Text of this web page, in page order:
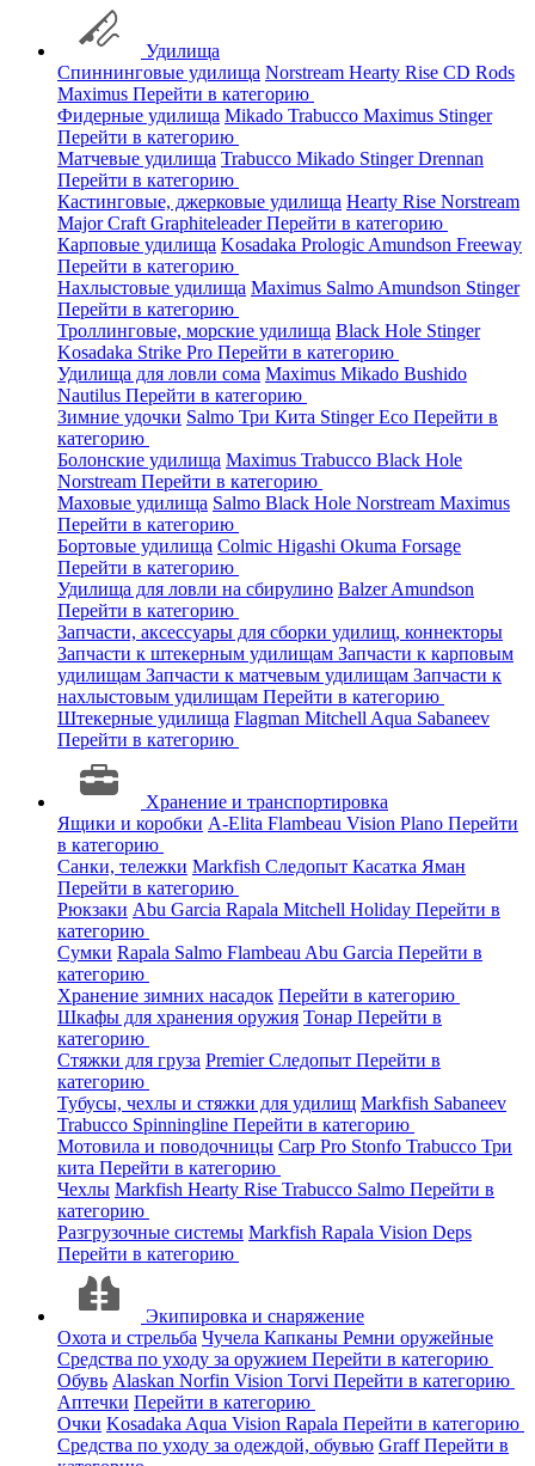
Удилища
Спиннинговые удилища Norstream Hearty Rise CD Rods
Maximus Перейти в категорию
Фидерные удилища Mikado Trabucco Maximus Stinger
Перейти в категорию
Матчевые удилища Trabucco Mikado StingerDrennan
Перейти в категорию
Кастинговые, джерковые удилища Hearty Rise Norstream
Major Craft GraphiteleaderПерейти в категорию
Карповые удилища Kosadaka Prologic Amundson Freeway
Перейти в категорию
Нахлыстовые удилища Maximus Salmo Amundson Stinger
Перейти в категорию
Троллинговые, морские удилища Black Hole Stinger
Kosadaka Strike Pro Перейти в категорию
Удилища для ловли сома Maximus Mikado Bushido
Nautilus Перейти в категорию
Зимние удочки Salmo Три Кита StingerEco Перейти в
категорию
Болонские удилища Maximus Trabucco Black Hole
Norstream Перейти в категорию
Маховые удилища Salmo Black Hole Norstream Maximus
Перейти в категорию
Бортовые удилища Colmic Higashi Okuma Forsage
Перейти в категорию
Удилища для ловли на сбирулино BalzerAmundson
Перейти в категорию
Запчасти, аксессуары для сборки удилищ, коннекторы
Запчасти к штекерным удилищам Запчасти к карповым
удилищам Запчасти к матчевым удилищам Запчасти к
нахлыстовым удилищам Перейти в категорию
Штекерные удилища Flagman Mitchell Aqua Sabaneev
Перейти в категорию
Хранение и транспортировка
Ящики и коробки A-Elita Flambeau Vision Plano Перейти
в категорию
Санки, тележки Markfish Следопыт Касатка Яман
Перейти в категорию
Рюкзаки Abu Garcia Rapala Mitchell Holiday Перейти в
категорию
Сумки Rapala Salmo Flambeau Abu Garcia Перейти в
категорию
Хранение зимних насадок Перейти в категорию
Шкафы для хранения оружия Тонар Перейти в
категорию
Стяжки для груза PremierСледопыт Перейти в
категорию
Тубусы, чехлы и стяжки для удилищ Markfish Sabaneev
Trabucco Spinningline Перейти в категорию
Мотовила и поводочницы Carp Pro Stonfo Trabucco Три
кита Перейти в категорию
Чехлы Markfish Hearty Rise Trabucco Salmo Перейти в
категорию
Разгрузочные системы Markfish Rapala Vision Deps
Перейти в категорию
Экипировка и снаряжение
Охота и стрельба Чучела Капканы Ремни оружейные
Средства по уходу за оружием Перейти в категорию
Обувь Alaskan Norfin Vision Torvi Перейти в категорию
Аптечки Перейти в категорию
Очки Kosadaka Aqua Vision Rapala Перейти в категорию
Средства по уходу за одеждой, обувью GraffПерейти в